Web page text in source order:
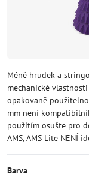
Méně hrudek a
mechanické
opakovaně
mm není
použitím osušte pro
AMS, AMS Lite NENÍ
Barva